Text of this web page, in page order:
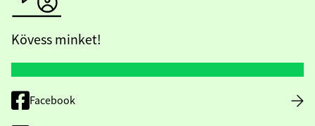
Kövess minket!
Facebook